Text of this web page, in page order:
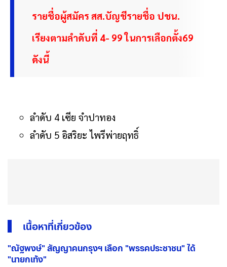
รายชื่อผู้สมัคร สส.บัญชีรายชื่อ ปชน.
เรียงตามลำดับที่ 4- 99 ในการเลือกตั้ง69
ดังนี้
ลำดับ 4 เซีย จำปาทอง
ลำดับ 5 อิสริยะ ไพรีพ่ายฤทธิ์
เนื้อหาที่เกี่ยวข้อง
"ณัฐพงษ์" สัญญาคนกรุงฯ เลือก "พรรคประชาชน" ได้
"นายกเท้ง"